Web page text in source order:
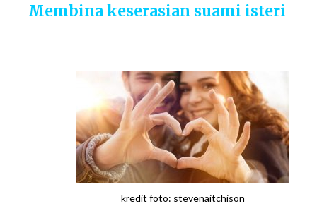
Membina keserasian suami isteri
kredit foto: stevenaitchison